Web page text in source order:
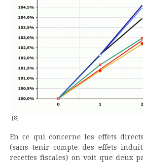
[8]
En ce qui concerne les effets
(sans tenir compte des effets
recettes fiscales) on voit que deux